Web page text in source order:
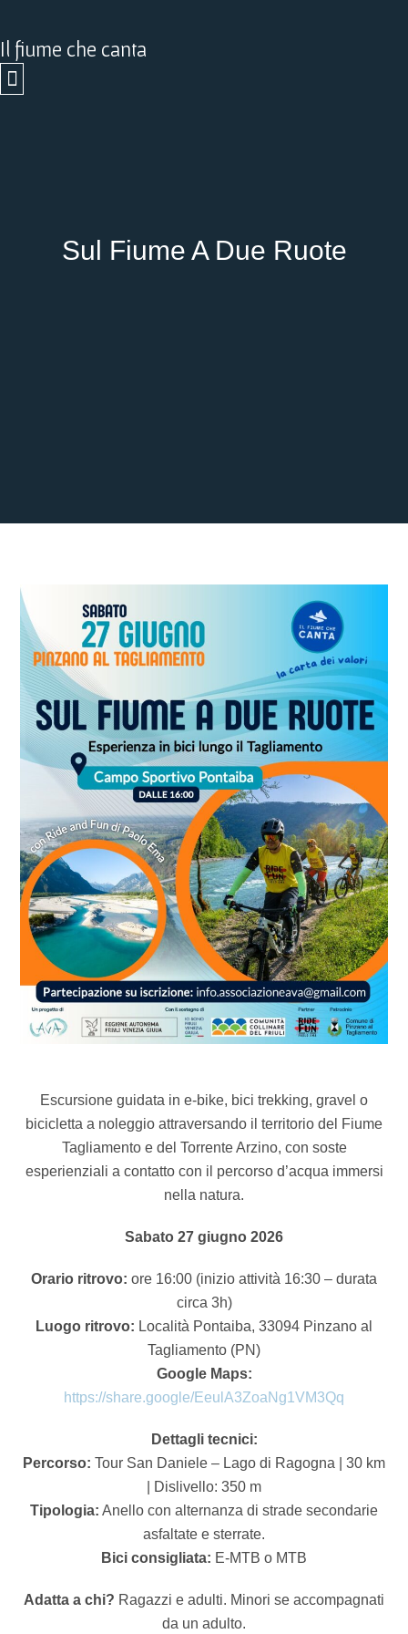
contenuto
Il fiume che canta
Sul Fiume A Due Ruote
Escursione guidata in e-bike, bici trekking, gravel o
bicicletta a noleggio attraversando il territorio del Fiume
Tagliamento e del Torrente Arzino, con soste
esperienziali a contatto con il percorso d’acqua immersi
nella natura.
Sabato 27 giugno 2026
Orario ritrovo: ore 16:00 (inizio attività 16:30 – durata
circa 3h)
Luogo ritrovo: Località Pontaiba, 33094 Pinzano al
Tagliamento (PN)
Google Maps:
https://share.google/EeulA3ZoaNg1VM3Qq
Dettagli tecnici:
Percorso: Tour San Daniele – Lago di Ragogna | 30 km
| Dislivello: 350 m
Tipologia: Anello con alternanza di strade secondarie
asfaltate e sterrate.
Bici consigliata: E-MTB o MTB
Adatta a chi? Ragazzi e adulti. Minori se accompagnati
da un adulto.